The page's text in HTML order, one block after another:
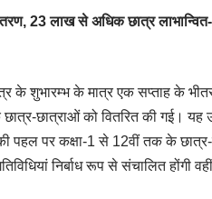
23 लाख से अधिक छात्र
के शुभारम्भ के मात्र एक सप्ताह के
छात्राओं को वितरित की गई। यह
पहल पर कक्षा-1 से 12वीं तक के
निर्बाध रूप से संचालित होंगी